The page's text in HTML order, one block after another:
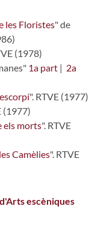
les Floristes" de
(1978)
1a part | 2a
". RTVE (1977)
(1977)
els morts". RTVE
Camèlies". RTVE
escèniques